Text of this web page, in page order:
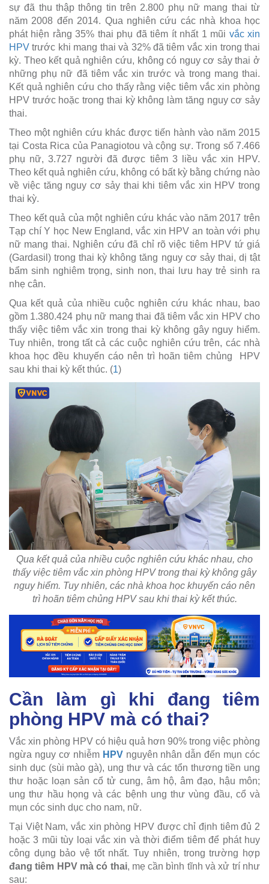
sự đã thu thập thông tin trên 2.800 phụ nữ mang thai từ
năm 2008 đến 2014. Qua nghiên cứu các nhà khoa học
phát hiện rằng 35% thai phụ đã tiêm ít nhất 1 mũi vắc xin
HPV trước khi mang thai và 32% đã tiêm vắc xin trong thai
kỳ. Theo kết quả nghiên cứu, không có nguy cơ sảy thai ở
những phụ nữ đã tiêm vắc xin trước và trong mang thai.
Kết quả nghiên cứu cho thấy rằng việc tiêm vắc xin phòng
HPV trước hoặc trong thai kỳ không làm tăng nguy cơ sảy
thai.
Theo một nghiên cứu khác được tiến hành vào năm 2015
tại Costa Rica của Panagiotou và cộng sự. Trong số 7.466
phụ nữ, 3.727 người đã được tiêm 3 liều vắc xin HPV.
Theo kết quả nghiên cứu, không có bất kỳ bằng chứng nào
về việc tăng nguy cơ sảy thai khi tiêm vắc xin HPV trong
thai kỳ.
Theo kết quả của một nghiên cứu khác vào năm 2017 trên
Tạp chí Y học New England, vắc xin HPV an toàn với phụ
nữ mang thai. Nghiên cứu đã chỉ rõ việc tiêm HPV tứ giá
(Gardasil) trong thai kỳ không tăng nguy cơ sảy thai, dị tật
bẩm sinh nghiêm trọng, sinh non, thai lưu hay trẻ sinh ra
nhẹ cân.
Qua kết quả của nhiều cuộc nghiên cứu khác nhau, bao
gồm 1.380.424 phụ nữ mang thai đã tiêm vắc xin HPV cho
thấy việc tiêm vắc xin trong thai kỳ không gây nguy hiểm.
Tuy nhiên, trong tất cả các cuộc nghiên cứu trên, các nhà
khoa học đều khuyến cáo nên trì hoãn tiêm chủng HPV
sau khi thai kỳ kết thúc. (1)
Qua kết quả của nhiều cuộc nghiên cứu khác nhau, cho
thấy việc tiêm vắc xin phòng HPV trong thai kỳ không gây
nguy hiểm. Tuy nhiên, các nhà khoa học khuyến cáo nên
trì hoãn tiêm chủng HPV sau khi thai kỳ kết thúc.
Cần làm gì khi đang tiêm
phòng HPV mà có thai?
Vắc xin phòng HPV có hiệu quả hơn 90% trong việc phòng
ngừa nguy cơ nhiễm HPVnguyên nhân dẫn đến mụn cóc
sinh dục (sùi mào gà), ung thư và các tổn thương tiền ung
thư hoặc loạn sản cổ tử cung, âm hộ, âm đạo, hậu môn;
ung thư hầu họng và các bệnh ung thư vùng đầu, cổ và
mụn cóc sinh dục cho nam, nữ.
Tại Việt Nam, vắc xin phòng HPV được chỉ định tiêm đủ 2
hoặc 3 mũi tùy loại vắc xin và thời điểm tiêm để phát huy
công dụng bảo vệ tốt nhất. Tuy nhiên, trong trường hợp
đang tiêm HPV mà có thai, mẹ cần bình tĩnh và xử trí như
sau: